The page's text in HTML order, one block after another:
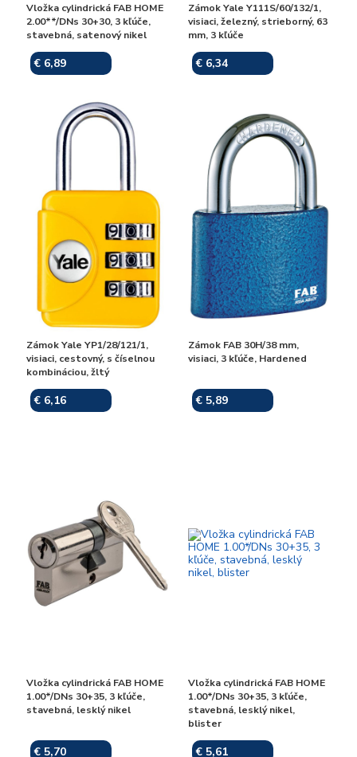
Vložka cylindrická FAB HOME
2.00**/DNs 30+30, 3 kľúče,
stavebná, satenový nikel
€ 6,89
Zámok Yale Y111S/60/132/1,
visiaci, železný, strieborný, 63
mm, 3 kľúče
€ 6,34
Zámok Yale YP1/28/121/1,
visiaci, cestovný, s číselnou
kombináciou, žltý
€ 6,16
Zámok FAB 30H/38 mm,
visiaci, 3 kľúče, Hardened
€ 5,89
Vložka cylindrická FAB HOME
1.00*/DNs 30+35, 3 kľúče,
stavebná, lesklý nikel
€ 5,70
Vložka cylindrická FAB HOME
1.00*/DNs 30+35, 3 kľúče,
stavebná, lesklý nikel,
blister
€ 5,61